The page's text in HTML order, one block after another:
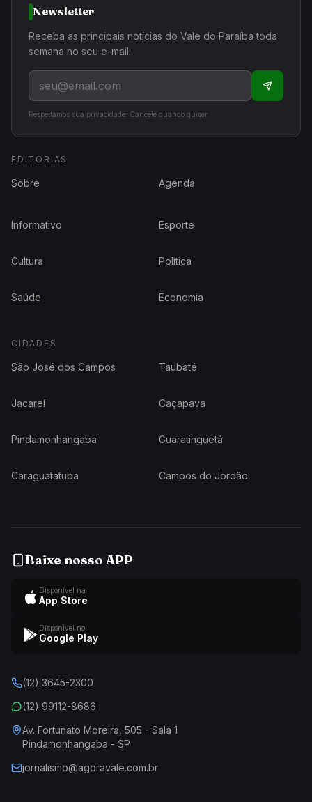
Newsletter
Receba as principais notícias do Vale do Paraíba toda
semana no seu e-mail.
Respeitamos sua privacidade. Cancele quando quiser.
EDITORIAS
Sobre Agenda
Informativo Esporte
Cultura Política
Saúde Economia
CIDADES
São José dos Campos Taubaté
Jacareí Caçapava
Pindamonhangaba Guaratinguetá
Caraguatatuba Campos do Jordão
Baixe nosso APP
Disponível na
App Store
Disponível no
Google Play
(12) 3645-2300
(12) 99112-8686
Av. Fortunato Moreira, 505 - Sala 1
Pindamonhangaba - SP
jornalismo@agoravale.com.br